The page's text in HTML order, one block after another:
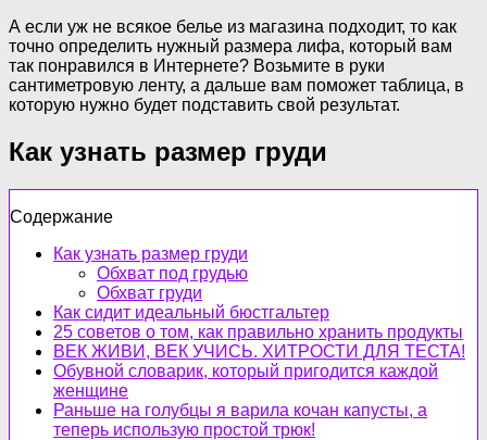
А если уж не всякое белье из магазина подходит, то как
точно определить нужный размера лифа, который вам
так понравился в Интернете? Возьмите в руки
сантиметровую ленту, а дальше вам поможет таблица, в
которую нужно будет подставить свой результат.
Как узнать размер груди
Содержание
Как узнать размер груди
Обхват под грудью
Обхват груди
Как сидит идеальный бюстгальтер
25 советов о том, как правильно хранить продукты
ВЕК ЖИВИ, ВЕК УЧИСЬ. ХИТРОСТИ ДЛЯ ТЕСТА!
Обувной словарик, который пригодится каждой
женщине
Раньше на голубцы я варила кочан капусты, а
теперь использую простой трюк!